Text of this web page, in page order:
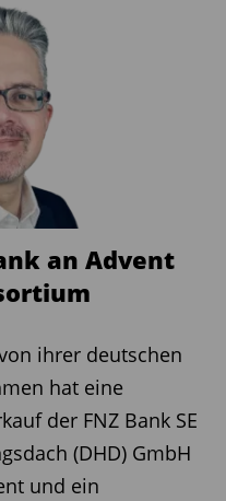
an Advent
ihrer deutschen
hat eine
der FNZ Bank SE
(DHD) GmbH
und ein